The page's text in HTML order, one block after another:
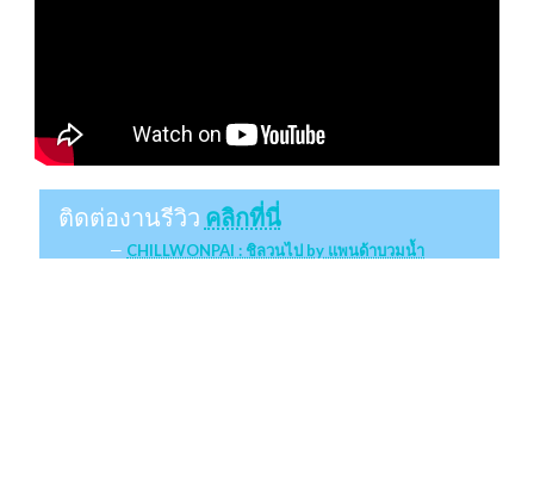
ติดต่องานรีวิว คลิกที่นี่
CHILLWONPAI : ชิลวนไป by แพนด้าบวมน้ำ